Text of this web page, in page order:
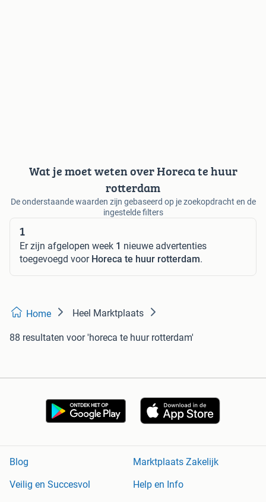
Wat je moet weten over Horeca te huur
rotterdam
De onderstaande waarden zijn gebaseerd op je zoekopdracht en de
ingestelde filters
1
Er zijn afgelopen week 1 nieuwe advertenties
toegevoegd voor Horeca te huur rotterdam.
Home Heel Marktplaats
88 resultaten voor 'horeca te huur rotterdam'
Blog
Marktplaats Zakelijk
Veilig en Succesvol
Help en Info